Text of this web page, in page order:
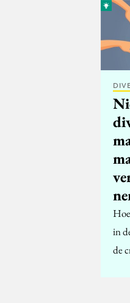
in
de